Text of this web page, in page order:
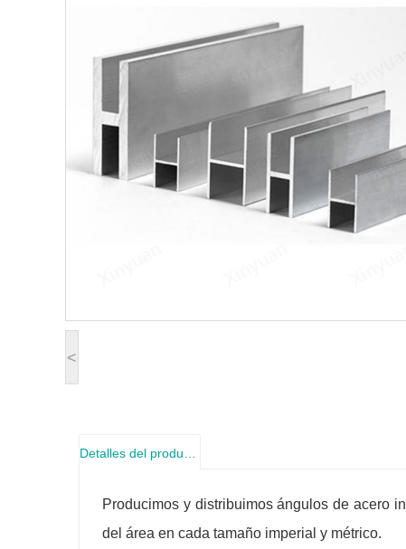
<
Detalles del producto
Producimos y distribuimos ángulos de acero
del área en cada tamaño imperial y métrico.